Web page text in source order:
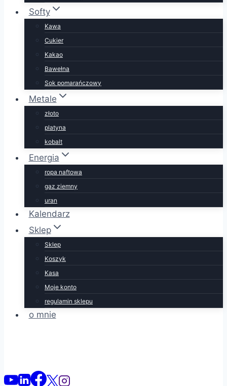
Softy
Kawa
Cukier
Kakao
Bawełna
Sok pomarańczowy
Metale
złoto
platyna
kobalt
Energia
ropa naftowa
gaz ziemny
uran
Kalendarz
Sklep
Sklep
Koszyk
Kasa
Moje konto
regulamin sklepu
o mnie